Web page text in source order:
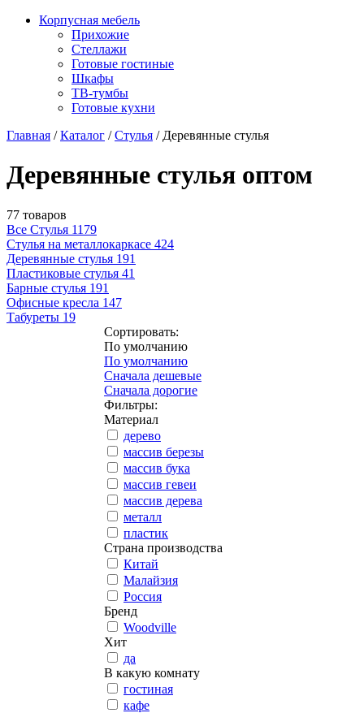
Корпусная мебель
Прихожие
Стеллажи
Готовые гостиные
Шкафы
ТВ-тумбы
Готовые кухни
Главная /Каталог /Стулья / Деревянные стулья
Деревянные стулья оптом
77 товаров
Все Стулья 1179
Стулья на металлокаркасе 424
Деревянные стулья 191
Пластиковые стулья 41
Барные стулья 191
Офисные кресла 147
Табуреты 19
Сортировать:
По умолчанию
По умолчанию
Сначала дешевые
Сначала дорогие
Фильтры:
Материал
дерево
массив березы
массив бука
массив гевеи
массив дерева
металл
пластик
Страна производства
Китай
Малайзия
Россия
Бренд
Woodville
Хит
да
В какую комнату
гостиная
кафе